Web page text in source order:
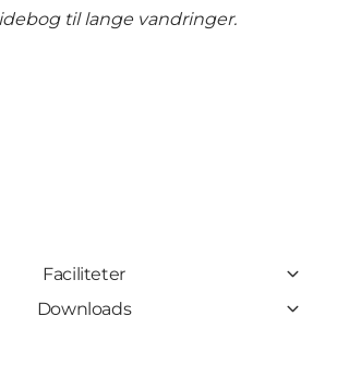
til lange vandringer.
Faciliteter
Downloads